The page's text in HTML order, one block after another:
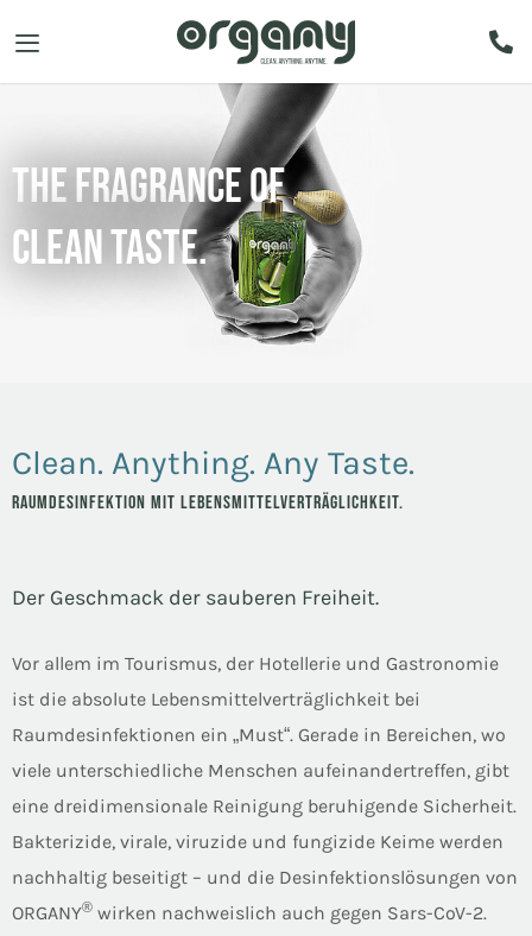
the fragrance of
clean taste.
Clean. Anything. Any Taste.
RAUMDESINFEKTION MIT LEBENSMITTELVERTRÄGLICHKEIT.
Der Geschmack der sauberen Freiheit.
Vor allem im Tourismus, der Hotellerie und Gastronomie
ist die absolute Lebensmittelverträglichkeit bei
Raumdesinfektionen ein „Must“. Gerade in Bereichen, wo
viele unterschiedliche Menschen aufeinandertreffen, gibt
eine dreidimensionale Reinigung beruhigende Sicherheit.
Bakterizide, virale, viruzide und fungizide Keime werden
nachhaltig beseitigt – und die Desinfektionslösungen von
ORGANY® wirken nachweislich auch gegen Sars-CoV-2.